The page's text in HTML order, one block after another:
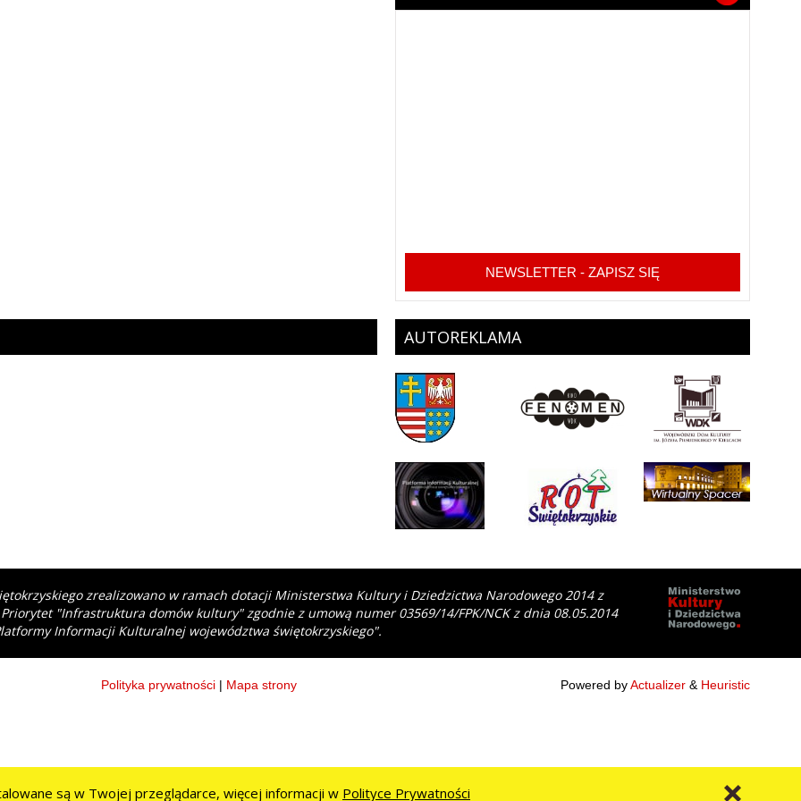
NEWSLETTER - ZAPISZ SIĘ
AUTOREKLAMA
zrealizowano w ramach dotacji Ministerstwa Kultury i Dziedzictwa Narodowego 2014 z
"Infrastruktura domów kultury" zgodnie z umową numer 03569/14/FPK/NCK z dnia 08.05.2014
Informacji Kulturalnej województwa świętokrzyskiego".
Powered byActualizer & Heuristic
Polityka prywatności | Mapa strony
są w Twojej przeglądarce, więcej informacji w Polityce Prywatności